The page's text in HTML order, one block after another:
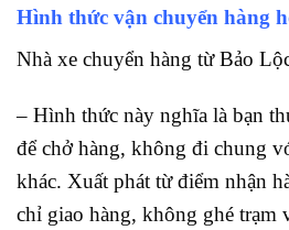
Hình thức vận chuyển hàng
Nhà xe chuyển hàng từ Bảo
– Hình thức này nghĩa là bạn
để chở hàng, không đi chung
khác. Xuất phát từ điểm nhận
chỉ giao hàng, không ghé trạm